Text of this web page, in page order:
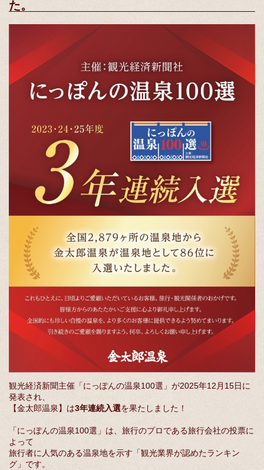
た。
観光経済新聞主催「にっぽんの温泉100選」が2025年12月15日に
発表され、
【金太郎温泉】は3年連続入選を果たしました！
「にっぽんの温泉100選」は、旅行のプロである旅行会社の投票に
よって
旅行者に人気のある温泉地を示す「観光業界が認めたランキン
グ」です。